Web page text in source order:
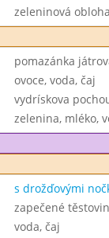
zeleninová
pomazánka
ovoce, voda, čaj
vydrískova
zelenina, mléko,
s drožďovými
zapečené
voda, čaj